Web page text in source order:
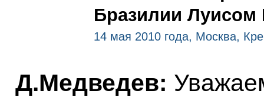
Бразилии
14 мая 2010 года, Москва,
Д.Медведев: